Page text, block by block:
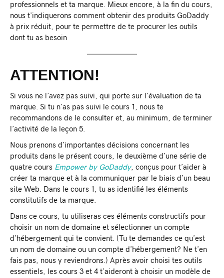
professionnels et ta marque. Mieux encore, à la fin du cours,
nous t’indiquerons comment obtenir des produits GoDaddy
à prix réduit, pour te permettre de te procurer les outils
dont tu as besoin
ATTENTION!
Si vous ne l’avez pas suivi, qui porte sur l’évaluation de ta
marque. Si tu n’as pas suivi le cours 1, nous te
recommandons de le consulter et, au minimum, de terminer
l’activité de la leçon 5.
Nous prenons d’importantes décisions concernant les
produits dans le présent cours, le deuxième d’une série de
quatre cours Empower by GoDaddy, conçus pour t’aider à
créer ta marque et à la communiquer par le biais d’un beau
site Web. Dans le cours 1, tu as identifié les éléments
constitutifs de ta marque.
Dans ce cours, tu utiliseras ces éléments constructifs pour
choisir un nom de domaine et sélectionner un compte
d’hébergement qui te convient. (Tu te demandes ce qu’est
un nom de domaine ou un compte d’hébergement? Ne t’en
fais pas, nous y reviendrons.) Après avoir choisi tes outils
essentiels, les cours 3 et 4 t’aideront à choisir un modèle de